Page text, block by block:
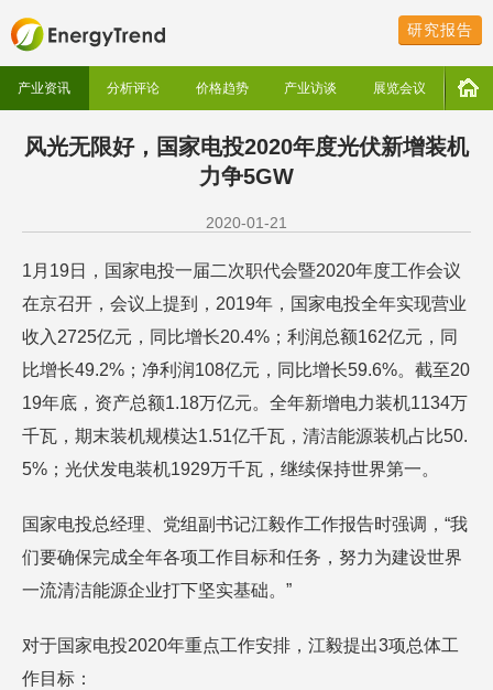
研究报告
产业资讯 分析评论 价格趋势 产业访谈 展览会议
风光无限好，国家电投2020年度光伏新增装机
力争5GW
2020-01-21
1月19日，国家电投一届二次职代会暨2020年度工作会议
在京召开，会议上提到，2019年，国家电投全年实现营业
收入2725亿元，同比增长20.4%；利润总额162亿元，同
比增长49.2%；净利润108亿元，同比增长59.6%。截至20
19年底，资产总额1.18万亿元。全年新增电力装机1134万
千瓦，期末装机规模达1.51亿千瓦，清洁能源装机占比50.
5%；光伏发电装机1929万千瓦，继续保持世界第一。
国家电投总经理、党组副书记江毅作工作报告时强调，“我
们要确保完成全年各项工作目标和任务，努力为建设世界
一流清洁能源企业打下坚实基础。”
对于国家电投2020年重点工作安排，江毅提出3项总体工
作目标：